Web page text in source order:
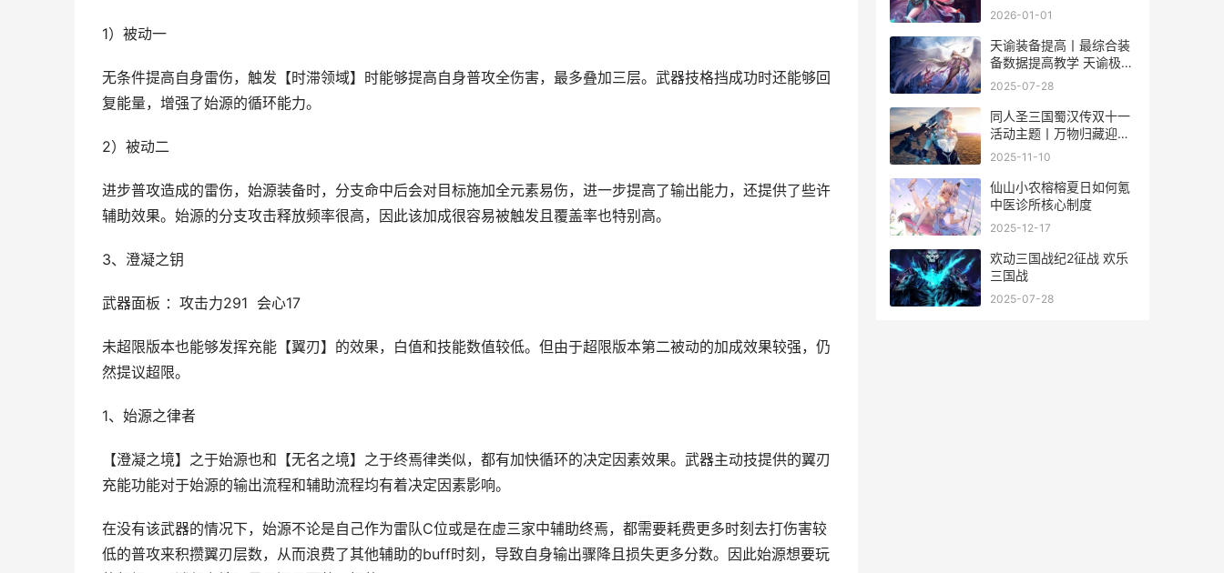
1）被动一
无条件提高自身雷伤，触发【时滞领域】时能够提高自身普攻全伤害，最多叠加三层。武器技格挡成功时还能够回
复能量，增强了始源的循环能力。
2）被动二
进步普攻造成的雷伤，始源装备时，分支命中后会对目标施加全元素易伤，进一步提高了输出能力，还提供了些许
辅助效果。始源的分支攻击释放频率很高，因此该加成很容易被触发且覆盖率也特别高。
3、澄凝之钥
武器面板 ：攻击力291 会心17
未超限版本也能够发挥充能【翼刃】的效果，白值和技能数值较低。但由于超限版本第二被动的加成效果较强，仍
然提议超限。
1、始源之律者
【澄凝之境】之于始源也和【无名之境】之于终焉律类似，都有加快循环的决定因素效果。武器主动技提供的翼刃
充能功能对于始源的输出流程和辅助流程均有着决定因素影响。
在没有该武器的情况下，始源不论是自己作为雷队C位或是在虚三家中辅助终焉，都需要耗费更多时刻去打伤害较
低的普攻来积攒翼刃层数，从而浪费了其他辅助的buff时刻，导致自身输出骤降且损失更多分数。因此始源想要玩
3教程
2026-01-01
天谕装备提高丨最综合装
备数据提高教学 天谕极品
装备
2025-07-28
同人圣三国蜀汉传双十一
活动主题丨万物归藏迎新
冬 同人圣三国蜀汉传幻想
2025-11-10
仙山小农榕榕夏日如何氪
中医诊所核心制度
2025-12-17
欢动三国战纪2征战 欢乐
三国战
2025-07-28